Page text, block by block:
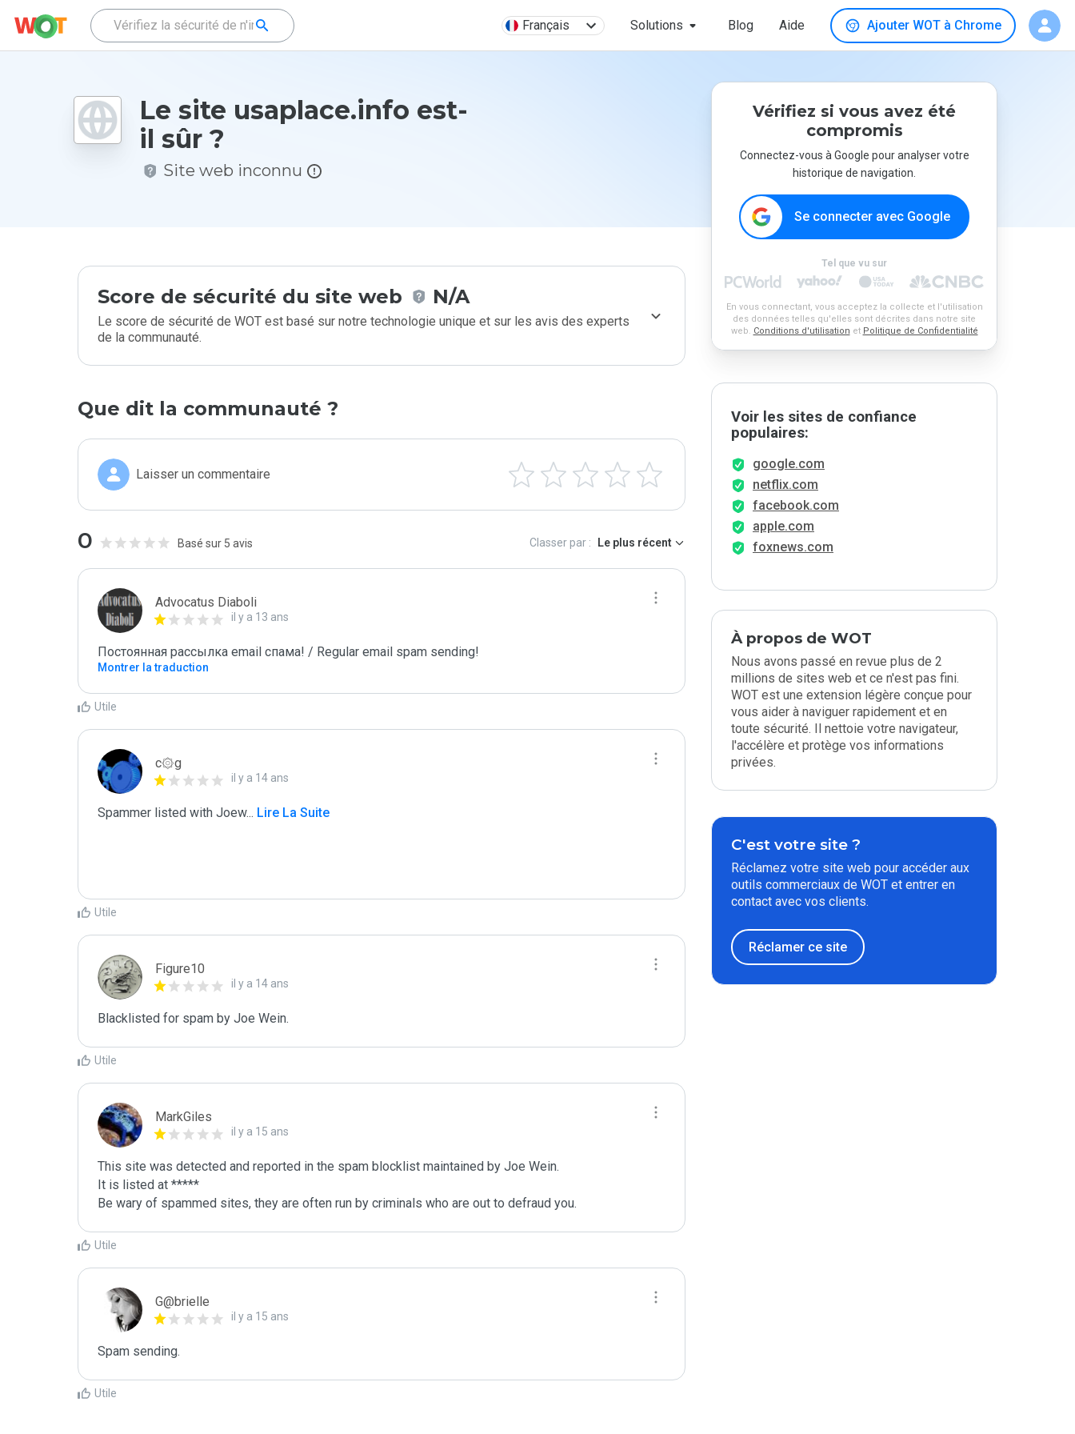
Français Solutions Blog Aide Ajouter WOT à Chrome
Le site usaplace.info est-
il sûr ?
Site web inconnu
Score de sécurité du site web N/A
Le score de sécurité de WOT est basé sur notre technologie unique et sur les avis des experts
de la communauté.
Que dit la communauté ?
Laisser un commentaire
0 Basé sur 5 avis Classer par : Le plus récent
Advocatus Diaboli
il y a 13 ans
Постоянная рассылка email спама! / Regular email spam sending!
Montrer la traduction
Utile
c۞g
il y a 14 ans
Spammer listed with Joew... Lire La Suite
Utile
Figure10
il y a 14 ans
Blacklisted for spam by Joe Wein.
Utile
MarkGiles
il y a 15 ans
This site was detected and reported in the spam blocklist maintained by Joe Wein.
It is listed at *****
Be wary of spammed sites, they are often run by criminals who are out to defraud you.
Utile
G@brielle
il y a 15 ans
Spam sending.
Utile
Vérifiez si vous avez été
compromis
Connectez-vous à Google pour analyser votre
historique de navigation.
Se connecter avec Google
Tel que vu sur
En vous connectant, vous acceptez la collecte et l'utilisation
des données telles qu'elles sont décrites dans notre site
web. Conditions d'utilisation et Politique de Confidentialité
Voir les sites de confiance
populaires:
google.com
netflix.com
facebook.com
apple.com
foxnews.com
À propos de WOT
Nous avons passé en revue plus de 2
millions de sites web et ce n'est pas fini.
WOT est une extension légère conçue pour
vous aider à naviguer rapidement et en
toute sécurité. Il nettoie votre navigateur,
l'accélère et protège vos informations
privées.
C'est votre site ?
Réclamez votre site web pour accéder aux
outils commerciaux de WOT et entrer en
contact avec vos clients.
Réclamer ce site